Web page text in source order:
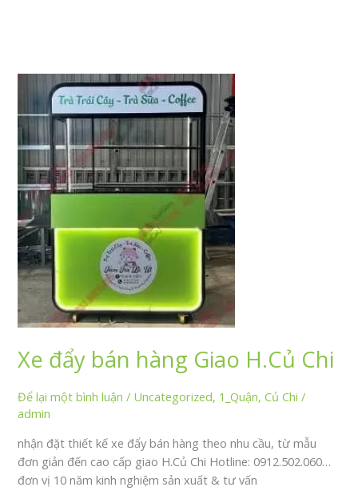
Xe đẩy bán hàng Giao H.Củ Chi
Để lại một bình luận / Uncategorized, 1_Quận,Củ Chi /
admin
nhận đặt thiết kế xe đẩy bán hàng theo nhu cầu, từ mẫu
đơn giản đến cao cấp giao H.Củ Chi Hotline: 0912.502.060…
đơn vị 10 năm kinh nghiệm sản xuất & tư vấn